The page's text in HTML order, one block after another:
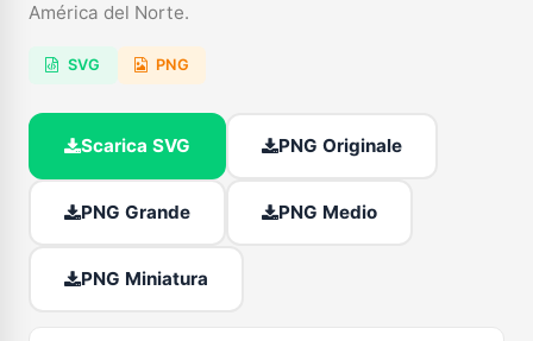
América del Norte.
SVG PNG
Scarica SVG PNG Originale
PNG Grande PNG Medio
PNG Miniatura